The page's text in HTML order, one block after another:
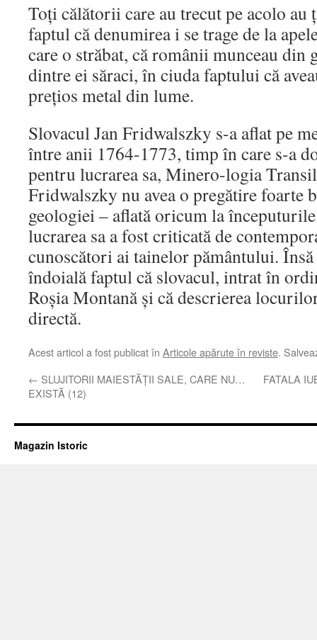
Toţi călătorii care au trecut pe acolo au
faptul că denumirea i se trage de la
care o străbat, că românii munceau din
dintre ei săraci, în ciuda faptului că
preţios metal din lume.
Slovacul Jan Fridwalszky s-a aflat pe
între anii 1764-1773, timp în care s-a
pentru lucrarea sa, Minero-logia
Fridwalszky nu avea o pregătire foarte
geologiei – aflată oricum la începuturile
lucrarea sa a fost criticată de
cunoscători ai tainelor pământului.
îndoială faptul că slovacul, intrat în
Roşia Montană şi că descrierea
directă.
Acest articol a fost publicat în Articole apărute în reviste.
← SLUJITORII MAIESTĂŢII SALE, CARE NU…
EXISTĂ (12)
FATALA
Magazin Istoric